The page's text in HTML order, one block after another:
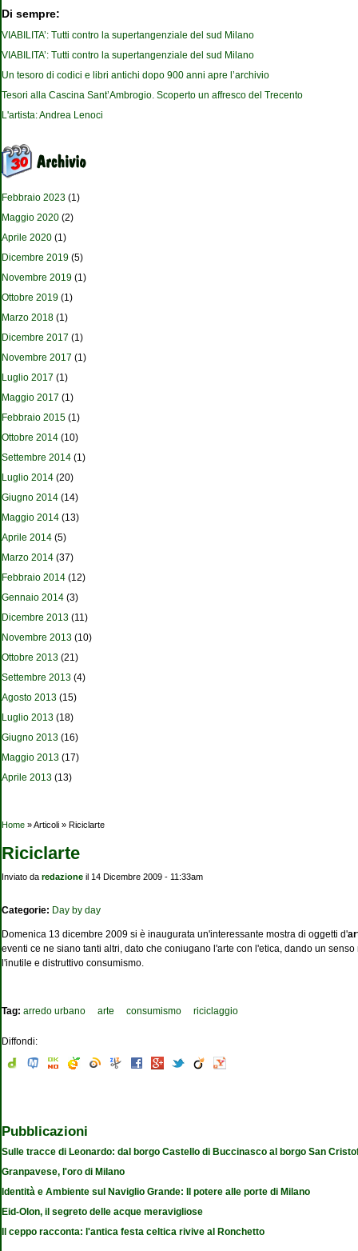
Di sempre:
VIABILITA’: Tutti contro la supertangenziale del sud Milano
VIABILITA’: Tutti contro la supertangenziale del sud Milano
Un tesoro di codici e libri antichi dopo 900 anni apre l’archivio
Tesori alla Cascina Sant’Ambrogio. Scoperto un affresco del Trecento
L'artista: Andrea Lenoci
Febbraio 2023 (1)
Maggio 2020 (2)
Aprile 2020 (1)
Dicembre 2019 (5)
Novembre 2019 (1)
Ottobre 2019 (1)
Marzo 2018 (1)
Dicembre 2017 (1)
Novembre 2017 (1)
Luglio 2017 (1)
Maggio 2017 (1)
Febbraio 2015 (1)
Ottobre 2014 (10)
Settembre 2014 (1)
Luglio 2014 (20)
Giugno 2014 (14)
Maggio 2014 (13)
Aprile 2014 (5)
Marzo 2014 (37)
Febbraio 2014 (12)
Gennaio 2014 (3)
Dicembre 2013 (11)
Novembre 2013 (10)
Ottobre 2013 (21)
Settembre 2013 (4)
Agosto 2013 (15)
Luglio 2013 (18)
Giugno 2013 (16)
Maggio 2013 (17)
Aprile 2013 (13)
Tu sei qui
Home » Articoli » Riciclarte
Riciclarte
Inviato da redazione il 14 Dicembre 2009 - 11:33am
Categorie: Day by day
Domenica 13 dicembre 2009 si è inaugurata un'interessante mostra di oggetti d'
eventi ce ne siano tanti altri, dato che coniugano l'arte con l'etica, dando un
l'inutile e distruttivo consumismo.
Tag: arredo urbano arte consumismo riciclaggio
Diffondi:
Pubblicazioni
Sulle tracce di Leonardo: dal borgo Castello di Buccinasco al borgo San
Granpavese, l'oro di Milano
Identità e Ambiente sul Naviglio Grande: Il potere alle porte di Milano
Eid-Olon, il segreto delle acque meravigliose
Il ceppo racconta: l'antica festa celtica rivive al Ronchetto